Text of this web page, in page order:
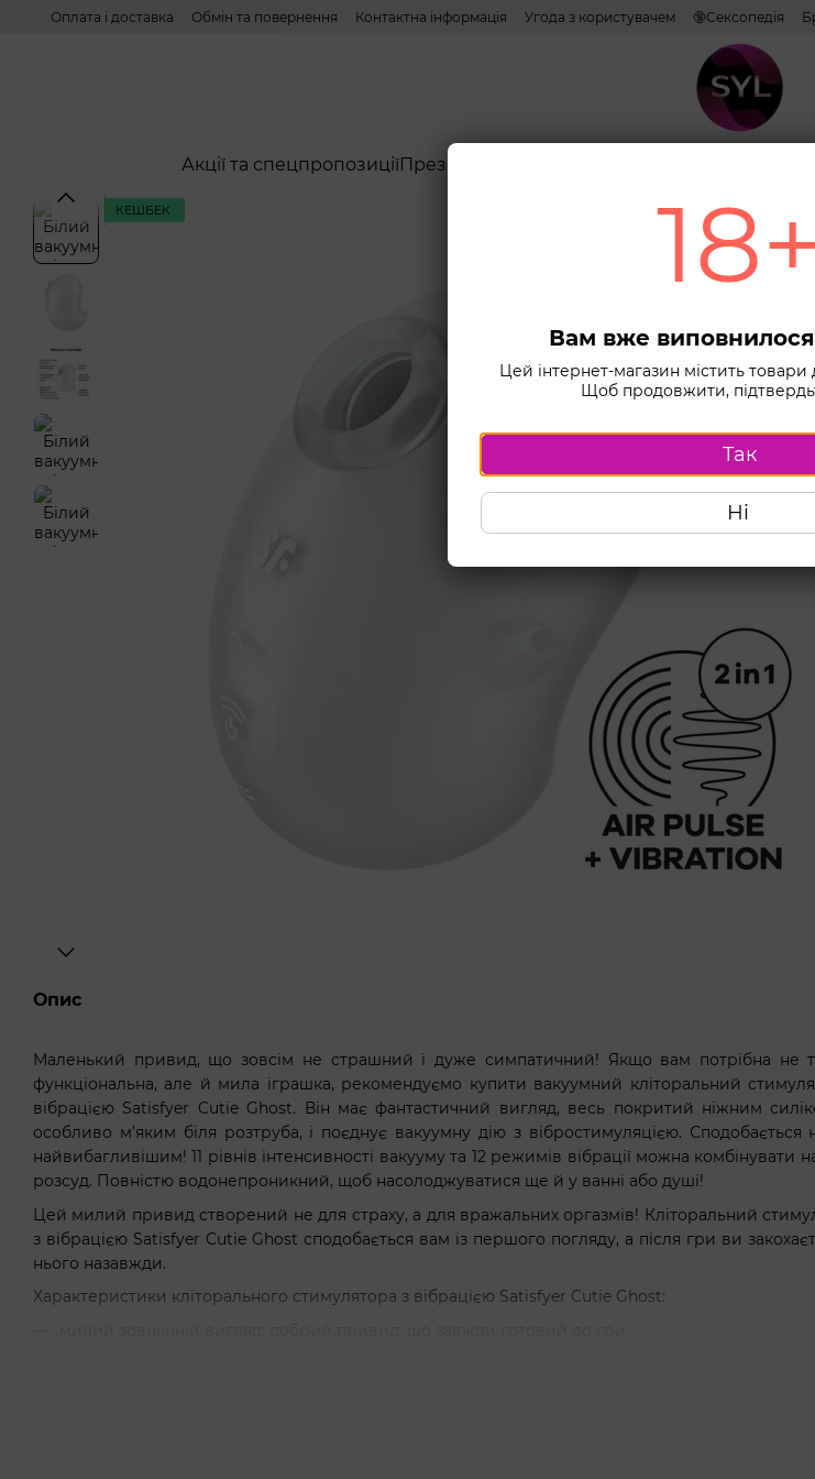
Перейти до основного контенту
Оплата і доставка Обмін та повернення Контактна інформація Угода з користувачем 🔞Сексопедія
Акції та спецпропозиціїПрезервативи
КЕШБЕК
Опис
Маленький привид, що зовсім не страшний і дуже симпатичний! Якщо вам потрібна не
функціональна, але й мила іграшка, рекомендуємо купити вакуумний кліторальний
вібрацією Satisfyer Cutie Ghost. Він має фантастичний вигляд, весь покритий ніжним
особливо м’яким біля розтруба, і поєднує вакуумну дію з вібростимуляцією. Сподобається
найвибагливішим! 11 рівнів інтенсивності вакууму та 12 режимів вібрації можна комбінувати
розсуд. Повністю водонепроникний, щоб насолоджуватися ще й у ванні або душі!
Цей милий привид створений не для страху, а для вражальних оргазмів! Кліторальний
з вібрацією Satisfyer Cutie Ghost сподобається вам із першого погляду, а після гри ви
нього назавжди.
Характеристики кліторального стимулятора з вібрацією Satisfyer Cutie Ghost:
18+
Вам вже виповнилося
Цей інтернет-магазин містить товари
Щоб продовжити,
Так
Ні